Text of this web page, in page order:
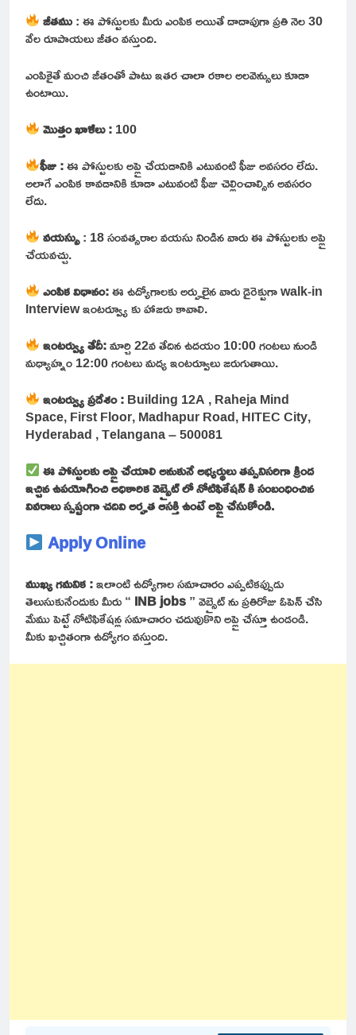
జీతము: ఈ పోస్టులకు మీరు ఎంపిక అయితే దాదాపుగా ప్రతి నెల 30
వేల రూపాయలు జీతం వస్తుంది.
ఎంపికైతే మంచి జీతంతో పాటు ఇతర చాలా రకాల అలవెన్సులు కూడా
ఉంటాయి.
మొత్తం ఖాళీలు :100
ఫీజు:ఈ పోస్టులకు అప్లై చేయడానికి ఎటువంటి ఫీజు అవసరం లేదు.
అలాగే ఎంపిక కావడానికి కూడా ఎటువంటి ఫీజు చెల్లించాల్సిన అవసరం
లేదు.
వయస్సు: 18 సంవత్సరాల వయసు నిండిన వారు ఈ పోస్టులకు అప్లై
చేయవచ్చు.
ఎంపిక విధానం:ఈ ఉద్యోగాలకు అర్హులైన వారు డైరెక్టుగా walk-in
Interview ఇంటర్వ్యూ కు హాజరు కావాలి.
ఇంటర్వ్యు తేదీ:మార్చి 22వ తేదిన ఉదయం 10:00 గంటలు నుండి
మధ్యాహ్నం 12:00 గంటలు మద్య ఇంటర్వూలు జరుగుతాయి.
ఇంటర్వ్యు ప్రదేశం :Building 12A , Raheja Mind
Space, First Floor, Madhapur Road, HITEC City,
Hyderabad , Telangana – 500081
ఈ పోస్టులకు అప్లై చేయాలి అనుకునే అభ్యర్థులు తప్పనిసరిగా క్రింద
ఇచ్చిన ఉపయోగించి అధికారిక వెబ్సైట్ లో నోటిఫికేషన్ కి సంబంధించిన
వివరాలు స్పష్టంగా చదివి అర్హత ఆసక్తి ఉంటే అప్లై చేసుకోండి.
Apply Online
ముఖ్య గమనిక :ఇలాంటి ఉద్యోగాల సమాచారం ఎప్పటికప్పుడు
తెలుసుకునేందుకు మీరు “ INB jobs” వెబ్సైట్ ను ప్రతిరోజు ఓపెన్ చేసి
మేము పెట్టే నోటిఫికేషన్ల సమాచారం చదువుకొని అప్లై చేస్తూ ఉండండి.
మీకు ఖచ్చితంగా ఉద్యోగం వస్తుంది.